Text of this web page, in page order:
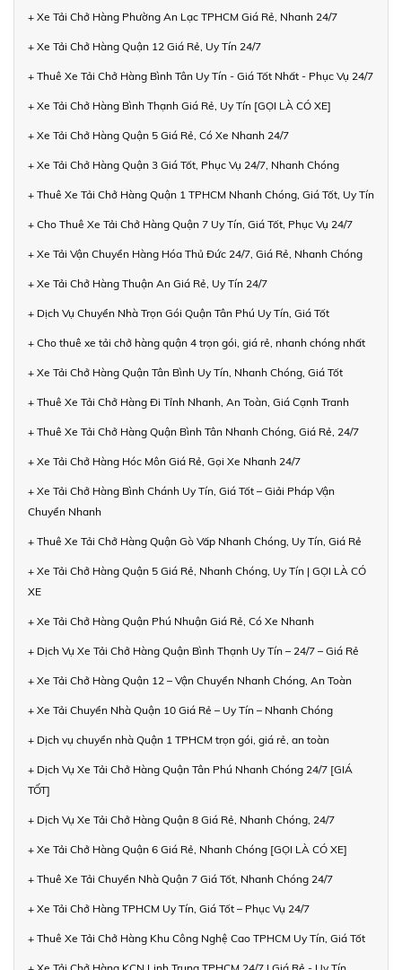
+ Xe Tải Chở Hàng Phường An Lạc TPHCM Giá Rẻ, Nhanh 24/7
+ Xe Tải Chở Hàng Quận 12 Giá Rẻ, Uy Tín 24/7
+ Thuê Xe Tải Chở Hàng Bình Tân Uy Tín - Giá Tốt Nhất - Phục Vụ 24/7
+ Xe Tải Chở Hàng Bình Thạnh Giá Rẻ, Uy Tín [GỌI LÀ CÓ XE]
+ Xe Tải Chở Hàng Quận 5 Giá Rẻ, Có Xe Nhanh 24/7
+ Xe Tải Chở Hàng Quận 3 Giá Tốt, Phục Vụ 24/7, Nhanh Chóng
+ Thuê Xe Tải Chở Hàng Quận 1 TPHCM Nhanh Chóng, Giá Tốt, Uy Tín
+ Cho Thuê Xe Tải Chở Hàng Quận 7 Uy Tín, Giá Tốt, Phục Vụ 24/7
+ Xe Tải Vận Chuyển Hàng Hóa Thủ Đức 24/7, Giá Rẻ, Nhanh Chóng
+ Xe Tải Chở Hàng Thuận An Giá Rẻ, Uy Tín 24/7
+ Dịch Vụ Chuyển Nhà Trọn Gói Quận Tân Phú Uy Tín, Giá Tốt
+ Cho thuê xe tải chở hàng quận 4 trọn gói, giá rẻ, nhanh chóng nhất
+ Xe Tải Chở Hàng Quận Tân Bình Uy Tín, Nhanh Chóng, Giá Tốt
+ Thuê Xe Tải Chở Hàng Đi Tỉnh Nhanh, An Toàn, Giá Cạnh Tranh
+ Thuê Xe Tải Chở Hàng Quận Bình Tân Nhanh Chóng, Giá Rẻ, 24/7
+ Xe Tải Chở Hàng Hóc Môn Giá Rẻ, Gọi Xe Nhanh 24/7
+ Xe Tải Chở Hàng Bình Chánh Uy Tín, Giá Tốt – Giải Pháp Vận
Chuyển Nhanh
+ Thuê Xe Tải Chở Hàng Quận Gò Vấp Nhanh Chóng, Uy Tín, Giá Rẻ
+ Xe Tải Chở Hàng Quận 5 Giá Rẻ, Nhanh Chóng, Uy Tín | GỌI LÀ CÓ
XE
+ Xe Tải Chở Hàng Quận Phú Nhuận Giá Rẻ, Có Xe Nhanh
+ Dịch Vụ Xe Tải Chở Hàng Quận Bình Thạnh Uy Tín – 24/7 – Giá Rẻ
+ Xe Tải Chở Hàng Quận 12 – Vận Chuyển Nhanh Chóng, An Toàn
+ Xe Tải Chuyển Nhà Quận 10 Giá Rẻ – Uy Tín – Nhanh Chóng
+ Dịch vụ chuyển nhà Quận 1 TPHCM trọn gói, giá rẻ, an toàn
+ Dịch Vụ Xe Tải Chở Hàng Quận Tân Phú Nhanh Chóng 24/7 [GIÁ
TỐT]
+ Dịch Vụ Xe Tải Chở Hàng Quận 8 Giá Rẻ, Nhanh Chóng, 24/7
+ Xe Tải Chở Hàng Quận 6 Giá Rẻ, Nhanh Chóng [GỌI LÀ CÓ XE]
+ Thuê Xe Tải Chuyển Nhà Quận 7 Giá Tốt, Nhanh Chóng 24/7
+ Xe Tải Chở Hàng TPHCM Uy Tín, Giá Tốt – Phục Vụ 24/7
+ Thuê Xe Tải Chở Hàng Khu Công Nghệ Cao TPHCM Uy Tín, Giá Tốt